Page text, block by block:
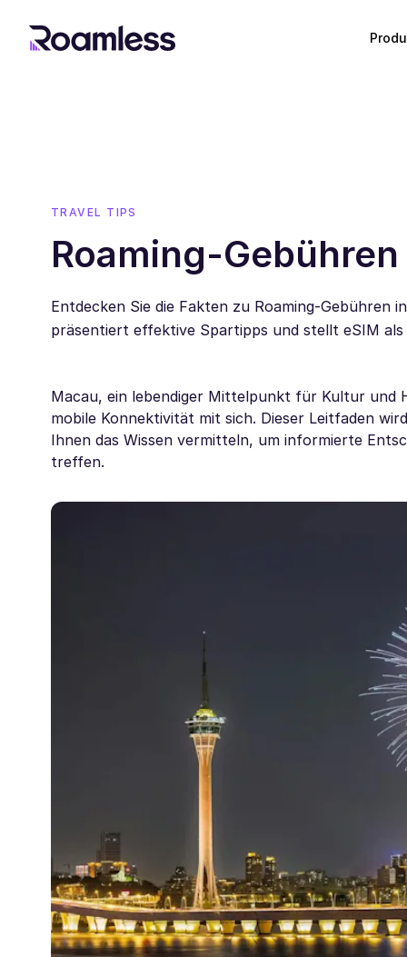
TRAVEL TIPS
Roaming-
Entdecken Sie die Fakten zu Roaming-Gebühren
präsentiert effektive Spartipps und stellt eSIM
Macau, ein lebendiger Mittelpunkt für Kultur und
mobile Konnektivität mit sich. Dieser Leitfaden
Ihnen das Wissen vermitteln, um informierte
treffen.